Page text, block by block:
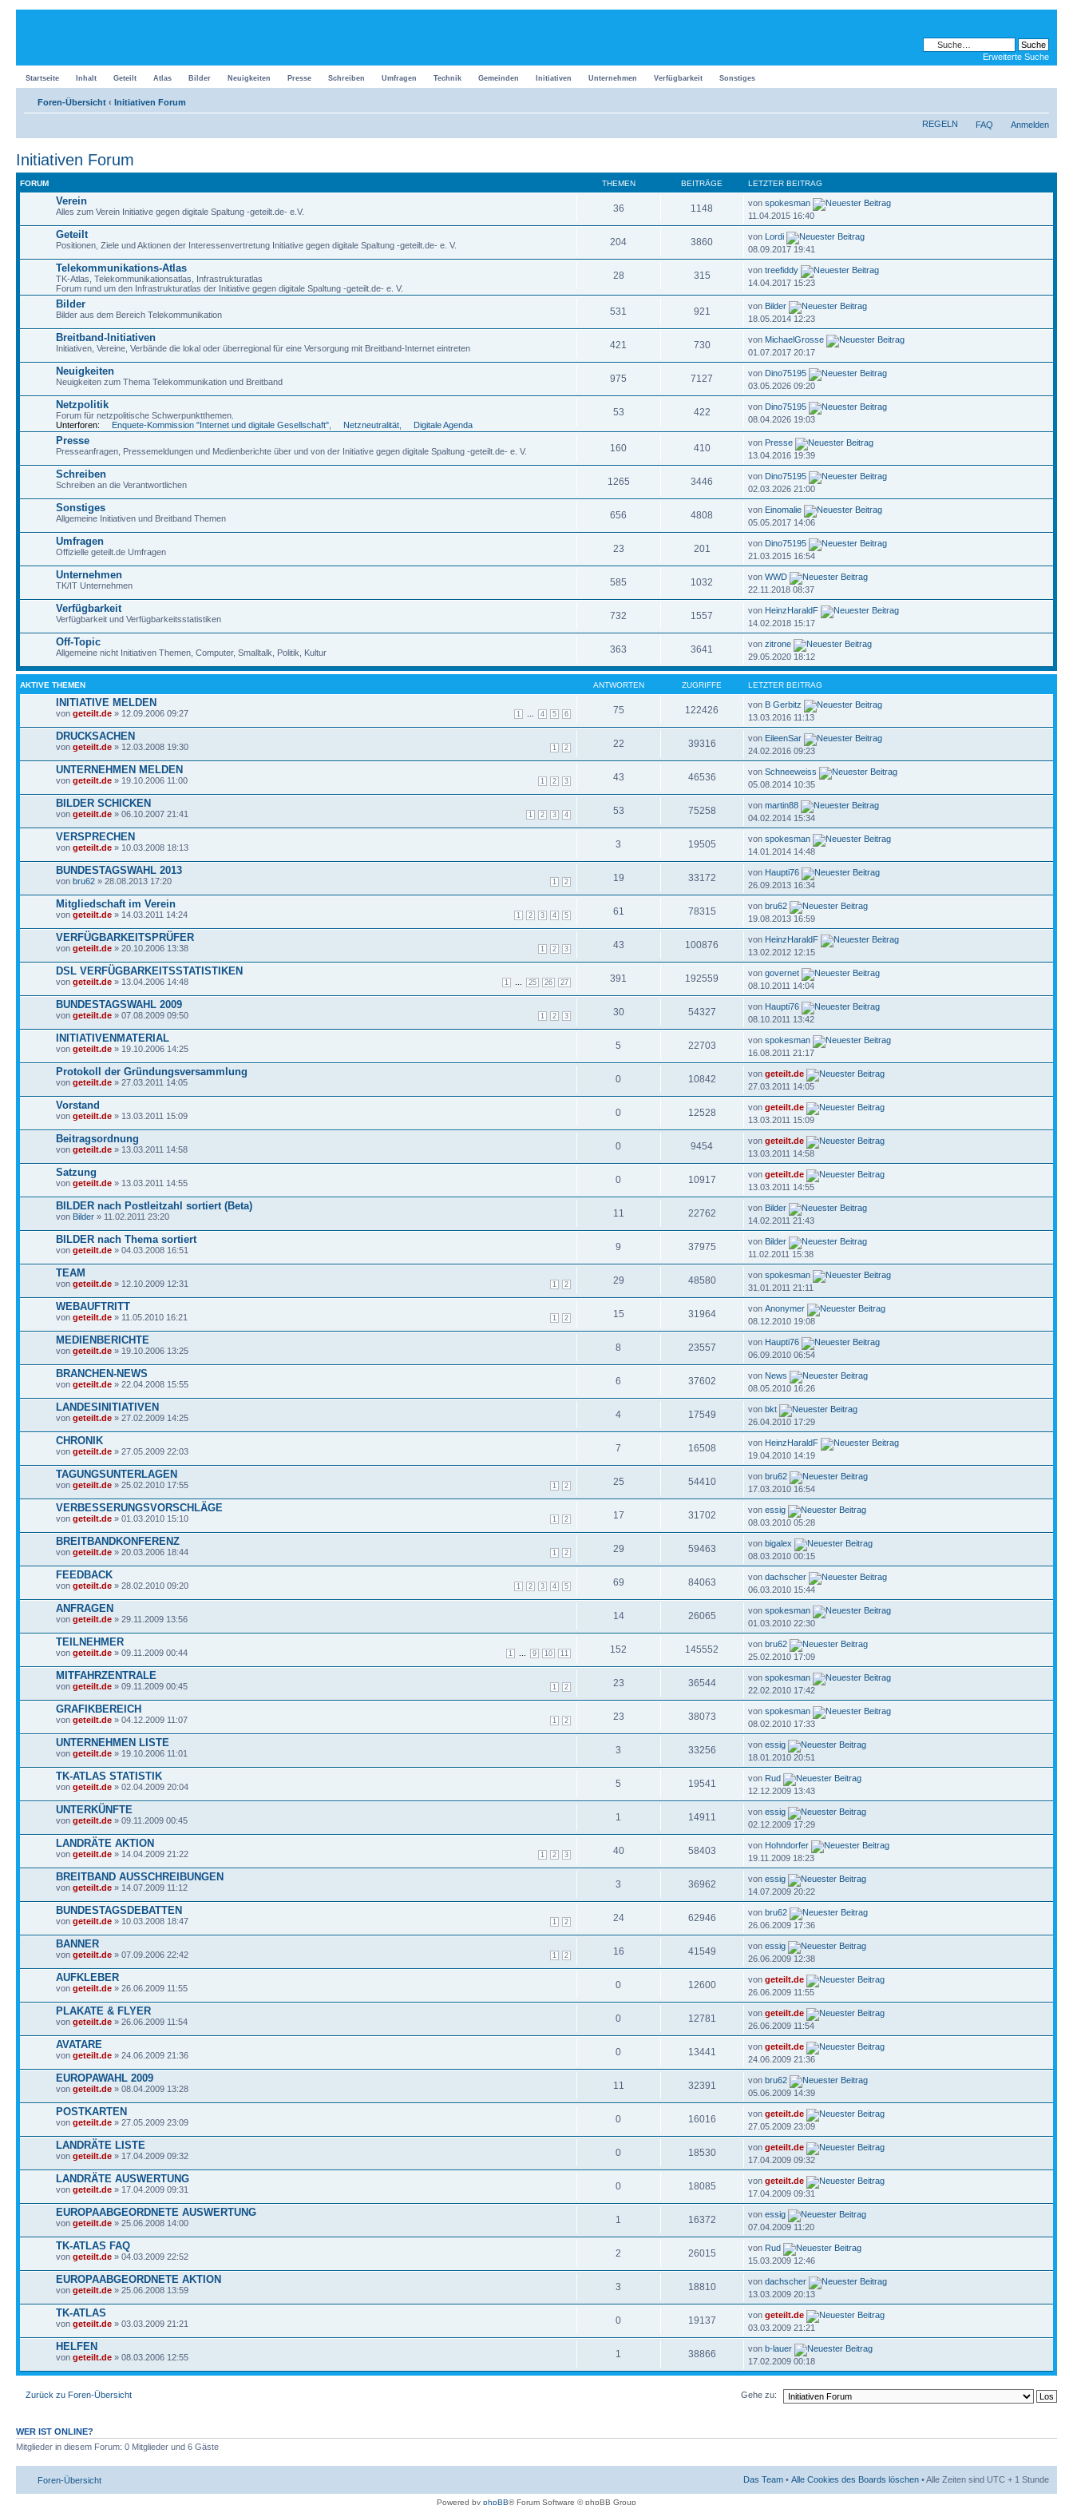
Erweiterte Suche
Startseite Inhalt Geteilt Atlas Bilder Neuigkeiten Presse Schreiben Umfragen Technik Gemeinden Initiativen Unternehmen Verfügbarkeit Sonstiges
Foren-Übersicht ‹ Initiativen Forum
REGELN FAQ Anmelden
Initiativen Forum
FORUM THEMEN BEITRÄGE LETZTER BEITRAG
Verein
Alles zum Verein Initiative gegen digitale Spaltung -geteilt.de- e.V. 36 1148 vonspokesman
11.04.2015 16:40
Geteilt
Positionen, Ziele und Aktionen der Interessenvertretung Initiative gegen digitale Spaltung -geteilt.de- e. V. 204 3860 von Lordi
08.09.2017 19:41
Telekommunikations-Atlas
TK-Atlas, Telekommunikationsatlas, Infrastrukturatlas
Forum rund um den Infrastrukturatlas der Initiative gegen digitale Spaltung -geteilt.de- e. V.
28 315 vontreefiddy
14.04.2017 15:23
Bilder
Bilder aus dem Bereich Telekommunikation 531 921 von Bilder
18.05.2014 12:23
Breitband-Initiativen
Initiativen, Vereine, Verbände die lokal oder überregional für eine Versorgung mit Breitband-Internet eintreten 421 730 von MichaelGrosse
01.07.2017 20:17
Neuigkeiten
Neuigkeiten zum Thema Telekommunikation und Breitband 975 7127 von Dino75195
03.05.2026 09:20
Netzpolitik
Forum für netzpolitische Schwerpunktthemen.
Unterforen:
Enquete-Kommission "Internet und digitale Gesellschaft" Netzneutralität Digitale Agenda
53 422 von Dino75195
08.04.2026 19:03
Presse
Presseanfragen, Pressemeldungen und Medienberichte über und von der Initiative gegen digitale Spaltung -geteilt.de- e. V. 160 410 von Presse
13.04.2016 19:39
Schreiben
Schreiben an die Verantwortlichen 1265 3446 von Dino75195
02.03.2026 21:00
Sonstiges
Allgemeine Initiativen und Breitband Themen 656 4808 von Einomalie
05.05.2017 14:06
Umfragen
Offizielle geteilt.de Umfragen 23 201 von Dino75195
21.03.2015 16:54
Unternehmen
TK/IT Unternehmen 585 1032 vonWWD
22.11.2018 08:37
Verfügbarkeit
Verfügbarkeit und Verfügbarkeitsstatistiken 732 1557 von HeinzHaraldF
14.02.2018 15:17
Off-Topic
Allgemeine nicht Initiativen Themen, Computer, Smalltalk, Politik, Kultur 363 3641 vonzitrone
29.05.2020 18:12
AKTIVE THEMEN ANTWORTEN ZUGRIFFE LETZTER BEITRAG
INITIATIVE MELDEN
1 4 5 6
von geteilt.de » 12.09.2006 09:27 75 122426 von B Gerbitz
13.03.2016 11:13
DRUCKSACHEN
1 2
von geteilt.de » 12.03.2008 19:30 22 39316 von EileenSar
24.02.2016 09:23
UNTERNEHMEN MELDEN
1 2 3
von geteilt.de » 19.10.2006 11:00 43 46536 vonSchneeweiss
05.08.2014 10:35
BILDER SCHICKEN
1 2 3 4
von geteilt.de » 06.10.2007 21:41 53 75258 vonmartin88
04.02.2014 15:34
VERSPRECHEN
von geteilt.de » 10.03.2008 18:13 3 19505 vonspokesman
14.01.2014 14:48
BUNDESTAGSWAHL 2013
1 2
von bru62 » 28.08.2013 17:20 19 33172 von Haupti76
26.09.2013 16:34
Mitgliedschaft im Verein
1 2 3 4 5
von geteilt.de » 14.03.2011 14:24 61 78315 vonbru62
19.08.2013 16:59
VERFÜGBARKEITSPRÜFER
1 2 3
von geteilt.de » 20.10.2006 13:38 43 100876 von HeinzHaraldF
13.02.2012 12:15
DSL VERFÜGBARKEITSSTATISTIKEN
1 25 26 27
von geteilt.de » 13.04.2006 14:48 391 192559 vongovernet
08.10.2011 14:04
BUNDESTAGSWAHL 2009
1 2 3
von geteilt.de » 07.08.2009 09:50 30 54327 von Haupti76
08.10.2011 13:42
INITIATIVENMATERIAL
von geteilt.de » 19.10.2006 14:25 5 22703 vonspokesman
16.08.2011 21:17
Protokoll der Gründungsversammlung
von geteilt.de » 27.03.2011 14:05 0 10842 vongeteilt.de
27.03.2011 14:05
Vorstand
von geteilt.de » 13.03.2011 15:09 0 12528 vongeteilt.de
13.03.2011 15:09
Beitragsordnung
von geteilt.de » 13.03.2011 14:58 0 9454 vongeteilt.de
13.03.2011 14:58
Satzung
von geteilt.de » 13.03.2011 14:55 0 10917 vongeteilt.de
13.03.2011 14:55
BILDER nach Postleitzahl sortiert (Beta)
von Bilder » 11.02.2011 23:20 11 22762 von Bilder
14.02.2011 21:43
BILDER nach Thema sortiert
von geteilt.de » 04.03.2008 16:51 9 37975 von Bilder
11.02.2011 15:38
TEAM
1 2
von geteilt.de » 12.10.2009 12:31 29 48580 vonspokesman
31.01.2011 21:11
WEBAUFTRITT
1 2
von geteilt.de » 11.05.2010 16:21 15 31964 vonAnonymer
08.12.2010 19:08
MEDIENBERICHTE
von geteilt.de » 19.10.2006 13:25 8 23557 von Haupti76
06.09.2010 06:54
BRANCHEN-NEWS
von geteilt.de » 22.04.2008 15:55 6 37602 von News
08.05.2010 16:26
LANDESINITIATIVEN
von geteilt.de » 27.02.2009 14:25 4 17549 vonbkt
26.04.2010 17:29
CHRONIK
von geteilt.de » 27.05.2009 22:03 7 16508 von HeinzHaraldF
19.04.2010 14:19
TAGUNGSUNTERLAGEN
1 2
von geteilt.de » 25.02.2010 17:55 25 54410 vonbru62
17.03.2010 16:54
VERBESSERUNGSVORSCHLÄGE
1 2
von geteilt.de » 01.03.2010 15:10 17 31702 vonessig
08.03.2010 05:28
BREITBANDKONFERENZ
1 2
von geteilt.de » 20.03.2006 18:44 29 59463 vonbigalex
08.03.2010 00:15
FEEDBACK
1 2 3 4 5
von geteilt.de » 28.02.2010 09:20 69 84063 vondachscher
06.03.2010 15:44
ANFRAGEN
von geteilt.de » 29.11.2009 13:56 14 26065 vonspokesman
01.03.2010 22:30
TEILNEHMER
1 9 10 11
von geteilt.de » 09.11.2009 00:44 152 145552 vonbru62
25.02.2010 17:09
MITFAHRZENTRALE
1 2
von geteilt.de » 09.11.2009 00:45 23 36544 vonspokesman
22.02.2010 17:42
GRAFIKBEREICH
1 2
von geteilt.de » 04.12.2009 11:07 23 38073 vonspokesman
08.02.2010 17:33
UNTERNEHMEN LISTE
von geteilt.de » 19.10.2006 11:01 3 33256 vonessig
18.01.2010 20:51
TK-ATLAS STATISTIK
von geteilt.de » 02.04.2009 20:04 5 19541 von Rud
12.12.2009 13:43
UNTERKÜNFTE
von geteilt.de » 09.11.2009 00:45 1 14911 vonessig
02.12.2009 17:29
LANDRÄTE AKTION
1 2 3
von geteilt.de » 14.04.2009 21:22 40 58403 von Hohndorfer
19.11.2009 18:23
BREITBAND AUSSCHREIBUNGEN
von geteilt.de » 14.07.2009 11:12 3 36962 vonessig
14.07.2009 20:22
BUNDESTAGSDEBATTEN
1 2
von geteilt.de » 10.03.2008 18:47 24 62946 vonbru62
26.06.2009 17:36
BANNER
1 2
von geteilt.de » 07.09.2006 22:42 16 41549 vonessig
26.06.2009 12:38
AUFKLEBER
von geteilt.de » 26.06.2009 11:55 0 12600 vongeteilt.de
26.06.2009 11:55
PLAKATE & FLYER
von geteilt.de » 26.06.2009 11:54 0 12781 vongeteilt.de
26.06.2009 11:54
AVATARE
von geteilt.de » 24.06.2009 21:36 0 13441 vongeteilt.de
24.06.2009 21:36
EUROPAWAHL 2009
von geteilt.de » 08.04.2009 13:28 11 32391 vonbru62
05.06.2009 14:39
POSTKARTEN
von geteilt.de » 27.05.2009 23:09 0 16016 vongeteilt.de
27.05.2009 23:09
LANDRÄTE LISTE
von geteilt.de » 17.04.2009 09:32 0 18530 vongeteilt.de
17.04.2009 09:32
LANDRÄTE AUSWERTUNG
von geteilt.de » 17.04.2009 09:31 0 18085 vongeteilt.de
17.04.2009 09:31
EUROPAABGEORDNETE AUSWERTUNG
von geteilt.de » 25.06.2008 14:00 1 16372 vonessig
07.04.2009 11:20
TK-ATLAS FAQ
von geteilt.de » 04.03.2009 22:52 2 26015 von Rud
15.03.2009 12:46
EUROPAABGEORDNETE AKTION
von geteilt.de » 25.06.2008 13:59 3 18810 vondachscher
13.03.2009 20:13
TK-ATLAS
von geteilt.de » 03.03.2009 21:21 0 19137 vongeteilt.de
03.03.2009 21:21
HELFEN
von geteilt.de » 08.03.2006 12:55 1 38866 vonb-lauer
17.02.2009 00:18
Zurück zu Foren-Übersicht Gehe zu:
WER IST ONLINE?
Mitglieder in diesem Forum: 0 Mitglieder und 6 Gäste
Foren-Übersicht Das Team • Alle Cookies des Boards löschen • Alle Zeiten sind UTC + 1 Stunde
Powered by phpBB® Forum Software © phpBB Group